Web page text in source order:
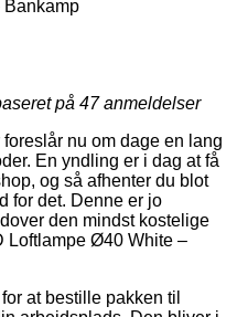
på 47anmeldelser
nu om dage en lang
En yndling er i dag at få
og så afhenter du blot
for det. Denne er jo
den mindst kostelige
Loftlampe Ø40 White –
at bestille pakken til